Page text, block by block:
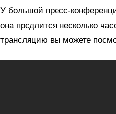
У большой пресс-
она продлится несколько
трансляцию вы можете